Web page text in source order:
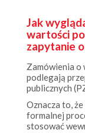
wartości
zapytanie
Zamówienia o
podlegają
publicznych
Oznacza to, że
formalnej
stosować
zamówień.